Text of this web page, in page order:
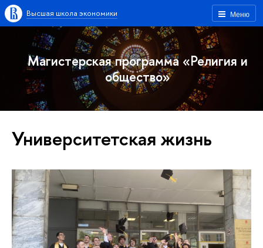
Меню
Высшая школа экономики
Магистерская программа «Религия и
общество»
Университетская жизнь